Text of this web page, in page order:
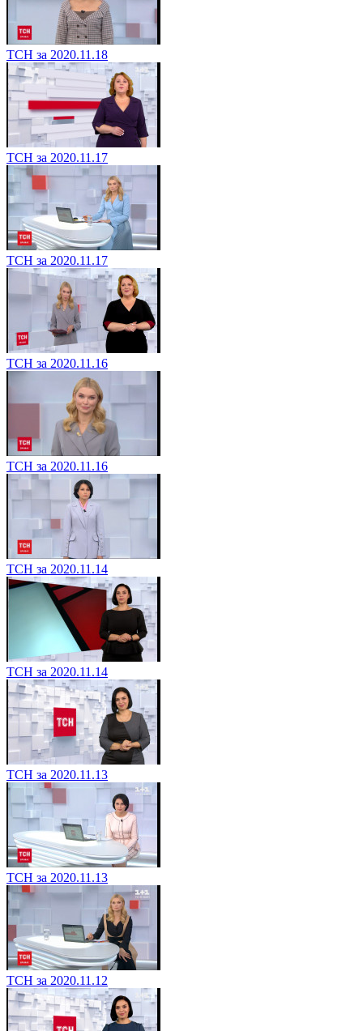
ТСН за 2020.11.18
ТСН за 2020.11.17
ТСН за 2020.11.17
ТСН за 2020.11.16
ТСН за 2020.11.16
ТСН за 2020.11.14
ТСН за 2020.11.14
ТСН за 2020.11.13
ТСН за 2020.11.13
ТСН за 2020.11.12